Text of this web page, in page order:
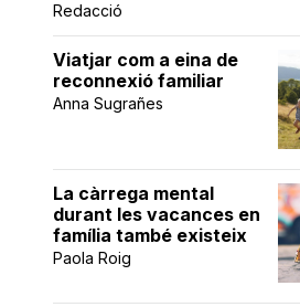
Redacció
Viatjar com a eina de
reconnexió familiar
Anna Sugrañes
La càrrega mental
durant les vacances en
família també existeix
Paola Roig